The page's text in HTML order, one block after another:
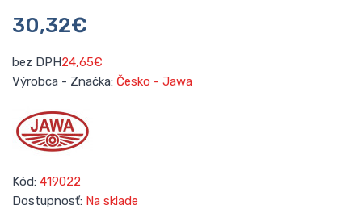
30,32€
bez DPH24,65€
Výrobca - Značka: Česko - Jawa
Kód: 419022
Dostupnosť: Na sklade